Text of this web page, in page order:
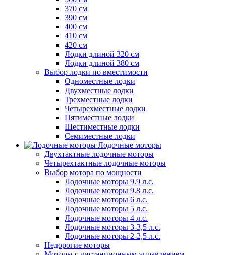
370 см
390 см
400 см
410 см
420 см
Лодки длиной 320 см
Лодки длиной 380 см
Выбор лодки по вместимости
Одноместные лодки
Двухместные лодки
Трехместные лодки
Четырехместные лодки
Пятиместные лодки
Шестиместные лодки
Семиместные лодки
Лодочные моторы
Двухтактные лодочные моторы
Четырехтактные лодочные моторы
Выбор мотора по мощности
Лодочные моторы 9.9 л.с.
Лодочные моторы 9.8 л.с.
Лодочные моторы 6 л.с.
Лодочные моторы 5 л.с.
Лодочные моторы 4 л.с.
Лодочные моторы 3-3,5 л.с.
Лодочные моторы 2-2,5 л.с.
Недорогие моторы